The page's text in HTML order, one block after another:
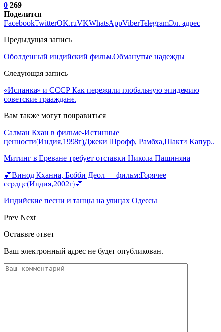
0 269
Поделится
FacebookTwitterOK.ruVKWhatsAppViberTelegramЭл. адрес
Предыдущая запись
Оболденный индийский фильм.Обманутые надежды
Следующая запись
«Испанка» и СССР Как пережили глобальную эпидемию
советские грааждане.
Вам также могут понравиться
Салман Кхан в фильме-Истинные
ценности(Индия,1998г)Джеки Шрофф, Рамбха,Шакти Капур..
Митинг в Ереване требует отставки Никола Пашиняна
💕Винод Кханна, Бобби Деол — фильм:Горячее
сердце(Индия,2002г)💕
Индийские песни и танцы на улицах Одессы
Prev Next
Оставьте ответ
Ваш электронный адрес не будет опубликован.